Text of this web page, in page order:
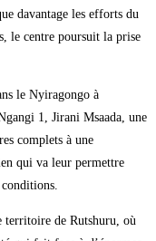
davantage les efforts du
le centre poursuit la prise
le Nyiragongo à
1, Jirani Msaada, une
complets à une
qui va leur permettre
conditions.
territoire de Rutshuru, où